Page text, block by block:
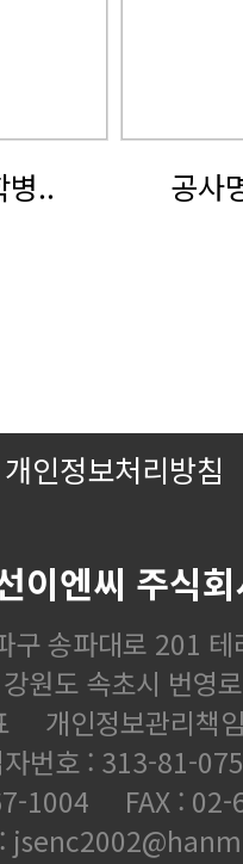
병.. 공사
개인정보처리방침
이엔씨 주식
구 송파대로 201
원도 속초시 번영
개인정보관리책
자번호 : 313-81-
1004 FAX : 02-
: